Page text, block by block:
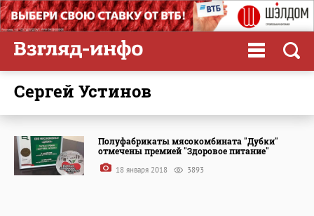
Сергей Устинов
Полуфабрикаты мясокомбината "Дубки"
отмечены премией "Здоровое питание"
18 января 2018 3893